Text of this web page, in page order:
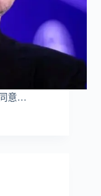
同意…